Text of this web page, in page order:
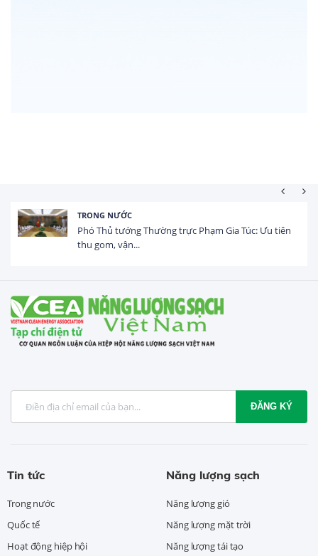
HOẠT ĐỘNG ĐẦU TƯ
Tổng vốn FDI đăng ký vào Việt Nam đạt gần 25 tỷ
USD trong 5 tháng...
ĐĂNG KÝ
Tin tức
Trong nước
Quốc tế
Hoạt động hiệp hội
Năng lượng sạch
Năng lượng gió
Năng lượng mặt trời
Năng lượng tái tạo